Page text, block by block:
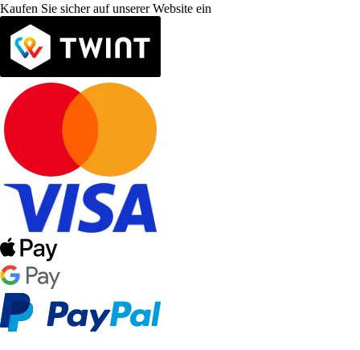
Kaufen Sie sicher auf unserer Website ein